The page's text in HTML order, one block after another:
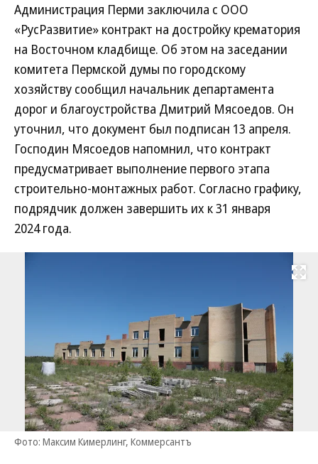
Администрация Перми заключила с ООО
«РусРазвитие» контракт на достройку крематория
на Восточном кладбище. Об этом на заседании
комитета Пермской думы по городскому
хозяйству сообщил начальник департамента
дорог и благоустройства Дмитрий Мясоедов. Он
уточнил, что документ был подписан 13 апреля.
Господин Мясоедов напомнил, что контракт
предусматривает выполнение первого этапа
строительно-монтажных работ. Согласно графику,
подрядчик должен завершить их к 31 января
2024 года.
Развернуть
Фото: Максим Кимерлинг, Коммерсантъ